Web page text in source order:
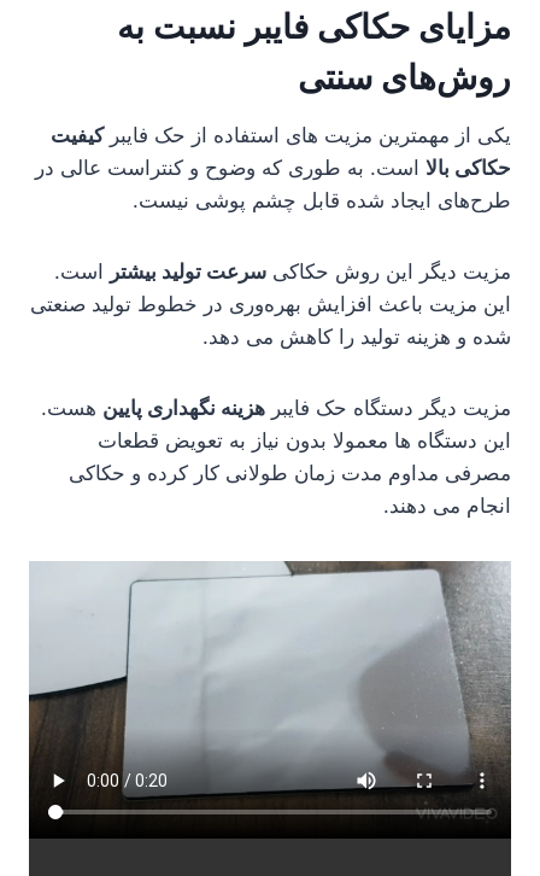
مزایای حکاکی فایبر نسبت به
روش‌های سنتی
یکی از مهمترین مزیت های استفاده از حک فایبرکیفیت
حکاکی بالا است. به طوری که وضوح و کنتراست عالی در
طرح‌های ایجاد شده قابل چشم پوشی نیست.
مزیت دیگر این روش حکاکی سرعت تولید بیشتر است.
این مزیت باعث افزایش بهره‌وری در خطوط تولید صنعتی
شده و هزینه تولید را کاهش می دهد.
مزیت دیگر دستگاه حک فایبر هزینه نگهداری پایین هست.
این دستگاه ها معمولا بدون نیاز به تعویض قطعات
مصرفی مداوم مدت زمان طولانی کار کرده و حکاکی
انجام می دهند.